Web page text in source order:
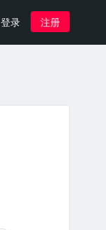
登录 注册